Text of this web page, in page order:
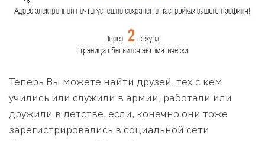
Теперь Вы можете найти друзей, тех с кем
учились или служили в армии, работали или
дружили в детстве, если, конечно они тоже
зарегистрировались в социальной сети